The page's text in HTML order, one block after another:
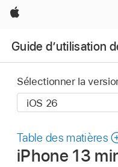
Apple
Guide d’utilisation
Sélectionner la
Table des matières
iPhone 13